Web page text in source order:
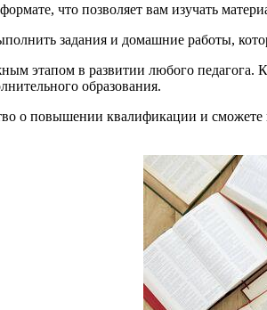
что позволяет вам изучать
задания и домашние работы,
этапом в развитии любого
образования.
о повышении квалификации и